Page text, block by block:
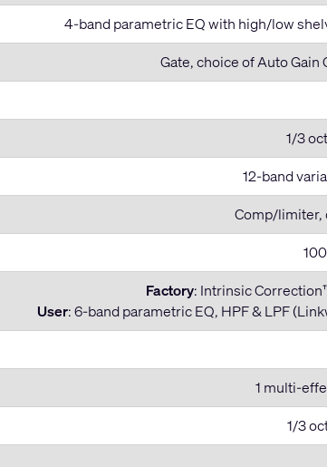
4-band parametric EQ with high/low
Gate, choice of Auto
1/3
12-band
Comp/limiter,
Factory: Intrinsic
User: 6-band parametric EQ, HPF & LPF
1 multi-
1/3